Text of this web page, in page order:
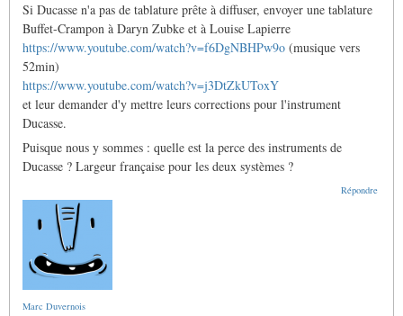
Si Ducasse n'a pas de tablature prête à diffuser, envoyer une tablature
Buffet-Crampon à Daryn Zubke et à Louise Lapierre
https://www.youtube.com/watch?v=f6DgNBHPw9o (musique vers
52min)
https://www.youtube.com/watch?v=j3DtZkUToxY
et leur demander d'y mettre leurs corrections pour l'instrument
Ducasse.
Puisque nous y sommes : quelle est la perce des instruments de
Ducasse ? Largeur française pour les deux systèmes ?
Répondre
Marc Duvernois